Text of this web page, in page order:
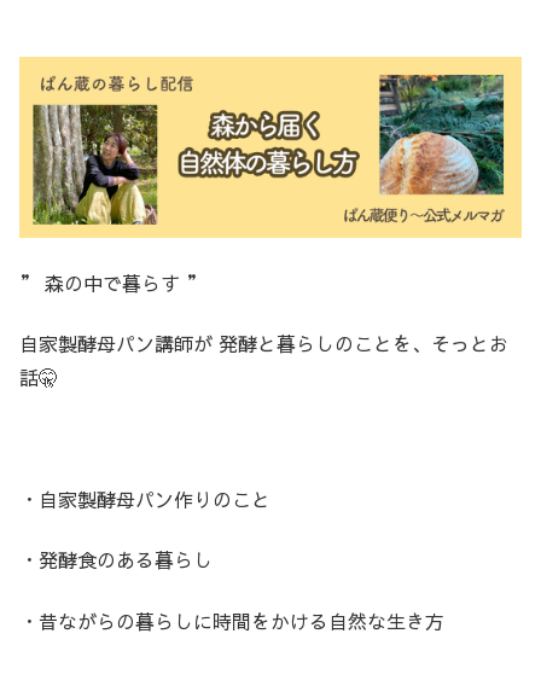
” 森の中で暮らす ”
自家製酵母パン講師が 発酵と暮らしのことを、そっとお
話🤫
・自家製酵母パン作りのこと
・発酵食のある暮らし
・昔ながらの暮らしに時間をかける自然な生き方